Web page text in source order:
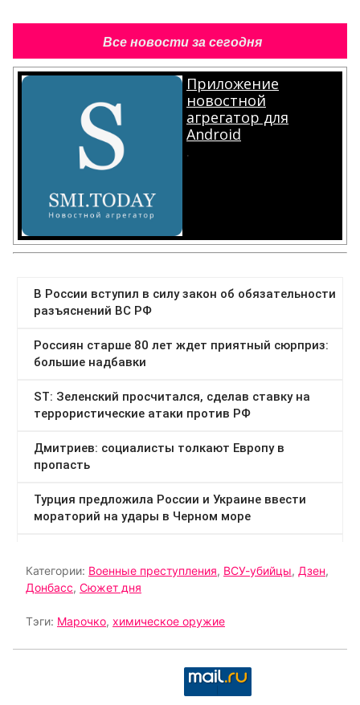
Все новости за сегодня
Приложение
новостной
агрегатор для
Android
.
Категории: Военные преступления, ВСУ-убийцы, Дзен,
Донбасс, Сюжет дня
Тэги: Марочко, химическое оружие